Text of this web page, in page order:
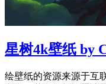
星树4k壁纸 by
绘壁纸的资源来源于互